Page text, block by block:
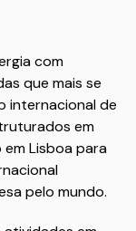
com
que mais se
internacional de
em
Lisboa para
pelo mundo.